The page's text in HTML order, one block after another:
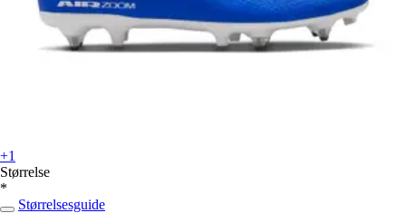
+1
Størrelse
*
Størrelsesguide